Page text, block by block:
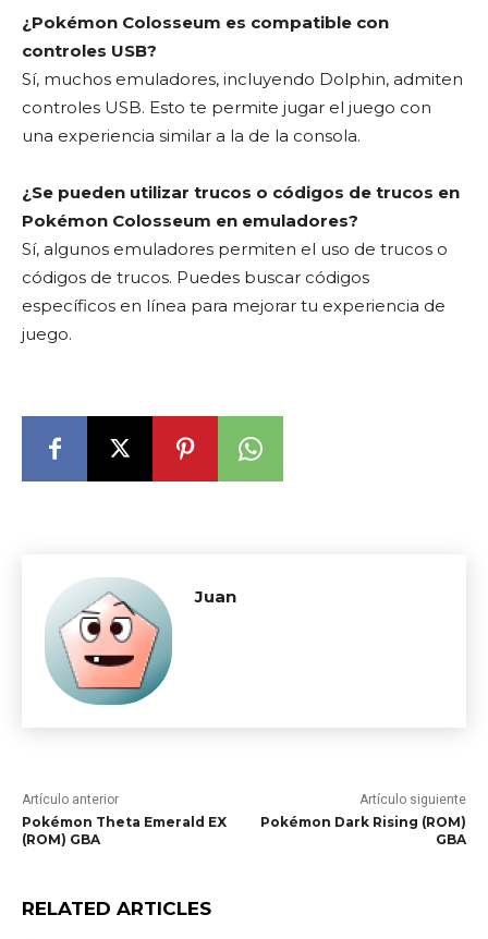
¿Pokémon Colosseum es compatible con
controles USB?
Sí, muchos emuladores, incluyendo Dolphin, admiten
controles USB. Esto te permite jugar el juego con
una experiencia similar a la de la consola.
¿Se pueden utilizar trucos o códigos de trucos en
Pokémon Colosseum en emuladores?
Sí, algunos emuladores permiten el uso de trucos o
códigos de trucos. Puedes buscar códigos
específicos en línea para mejorar tu experiencia de
juego.
Juan
Artículo anterior
Pokémon Theta Emerald EX
(ROM) GBA
Artículo siguiente
Pokémon Dark Rising (ROM)
GBA
RELATED ARTICLES